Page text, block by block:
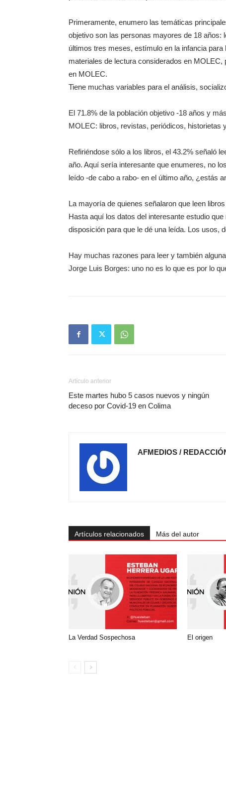
Primeramente, enumero las temáticas
objetivo son las personas mayores de 18 años:
últimos tres meses, estímulo en la infancia
materiales de lectura considerados en
en MOLEC.
Tiene muchas variables para el análisis,
El 71.8% de la población objetivo -18 años y
MOLEC: libros, revistas, periódicos, historietas
Refiriéndose sólo a los libros, el 43.2% señaló
año. Aquí sería interesante que enumeres, no
leído -de cabo a rabo- en el último año, ¿estás
La mayoría de quienes señalaron que leen
Hasta aquí los datos del interesante estudio
disposición para que le dé una leída. Los usos,
Hay muchas razones para leer y también
Jorge Luis Borges: uno no es lo que es por lo
Artículo anterior
Este martes hubo 5 casos nuevos y ningún
deceso por Covid-19 en Colima
AFMEDIOS /
Artículos relacionados Más del autor
La Verdad Sospechosa El origen